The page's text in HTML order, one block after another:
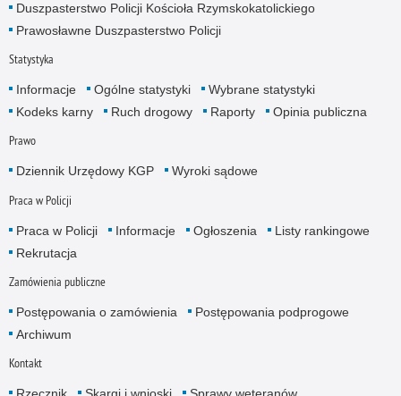
Duszpasterstwo Policji Kościoła Rzymskokatolickiego
Prawosławne Duszpasterstwo Policji
Statystyka
Informacje Ogólne statystyki
Wybrane statystyki
Kodeks karny
Ruch drogowy Raporty Opinia publiczna
Prawo
Dziennik Urzędowy KGP Wyroki sądowe
Praca w Policji
Praca w Policji Informacje Ogłoszenia
Listy rankingowe
Rekrutacja
Zamówienia publiczne
Postępowania o zamówienia
Postępowania podprogowe
Archiwum
Kontakt